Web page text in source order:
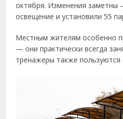
октября. Изменения заметны
освещение и установили 55
Местным жителям особенно
— они практически всегда
тренажеры также пользуются